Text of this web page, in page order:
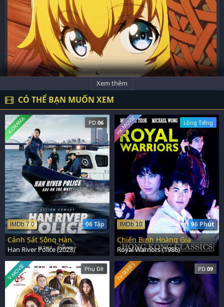
Xem thêm
CÓ THỂ BẠN MUỐN XEM
PD. 06
06 Tập
IMDb 7.0
K-DRAMA
Cảnh Sát Sông Hàn
Han River Police (2023)
Lồng Tiếng
96 Phút
IMDb 10
HK-MOVIE
Chiến Binh Hoàng Gia
Royal Warriors (1986)
Phụ Đề
V-MOVIE PD. 09
TV-SERIES